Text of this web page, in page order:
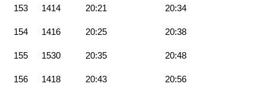
153 1414 20:21 20:34
154 1416 20:25 20:38
155 1530 20:35 20:48
156 1418 20:43 20:56